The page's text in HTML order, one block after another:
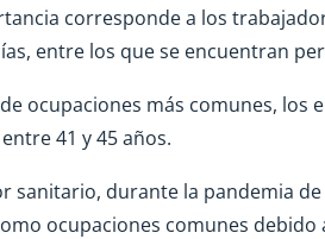
corresponde a los
entre los que se encuentran
ocupaciones más comunes, los
41 y 45 años.
sanitario, durante la pandemia
ocupaciones comunes